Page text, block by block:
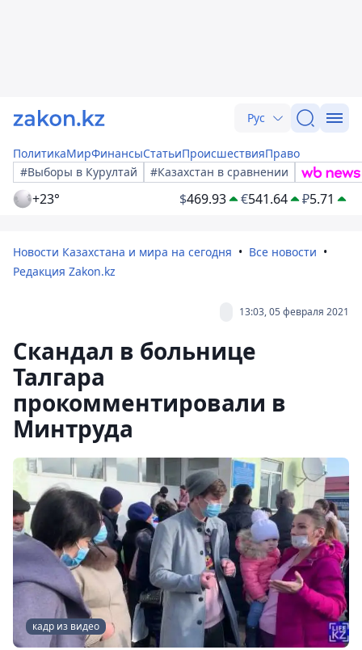
Рус
ПолитикаМирФинансыСтатьиПроисшествияПраво
#Выборы в Курултай
#Казахстан в сравнении
+23° $469.93 €541.64 ₽5.71
Новости Казахстана и мира на сегодня
Все новости
Редакция Zakon.kz
13:03, 05 февраля 2021
Скандал в больнице
Талгара
прокомментировали в
Минтруда
кадр из видео